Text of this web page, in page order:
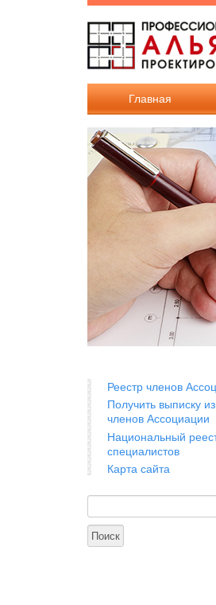
Перейти к основному содержанию
Главная
Реестр членов
Получить выписку
членов Ассоциации
Национальный
специалистов
Карта сайта
Форма поиска
Поиск